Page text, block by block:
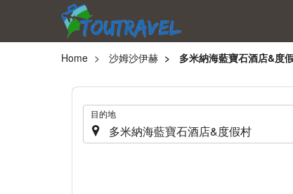
Home 沙姆沙伊赫 多米納海藍寶石酒店&度
. 目的地